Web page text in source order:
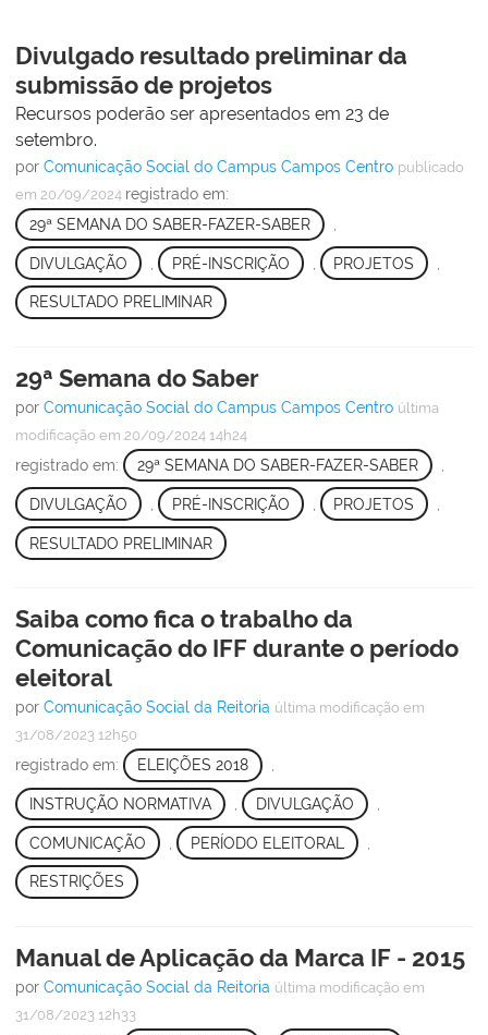
Divulgado resultado preliminar da
submissão de projetos
Recursos poderão ser apresentados em 23 de
setembro.
por Comunicação Social do Campus Campos Centro publicado
em 20/09/2024 registrado em:
29ª SEMANA DO SABER-FAZER-SABER
DIVULGAÇÃO PRÉ-INSCRIÇÃO PROJETOS
RESULTADO PRELIMINAR
29ª Semana do Saber
por Comunicação Social do Campus Campos Centro última
modificação em 20/09/2024 14h24
registrado em: 29ª SEMANA DO SABER-FAZER-SABER
DIVULGAÇÃO PRÉ-INSCRIÇÃO PROJETOS
RESULTADO PRELIMINAR
Saiba como fica o trabalho da
Comunicação do IFF durante o período
eleitoral
por Comunicação Social da Reitoria última modificação em
31/08/2023 12h50
registrado em: ELEIÇÕES 2018 ,
INSTRUÇÃO NORMATIVA DIVULGAÇÃO
COMUNICAÇÃO PERÍODO ELEITORAL
RESTRIÇÕES
Manual de Aplicação da Marca IF - 2015
por Comunicação Social da Reitoria última modificação em
31/08/2023 12h33